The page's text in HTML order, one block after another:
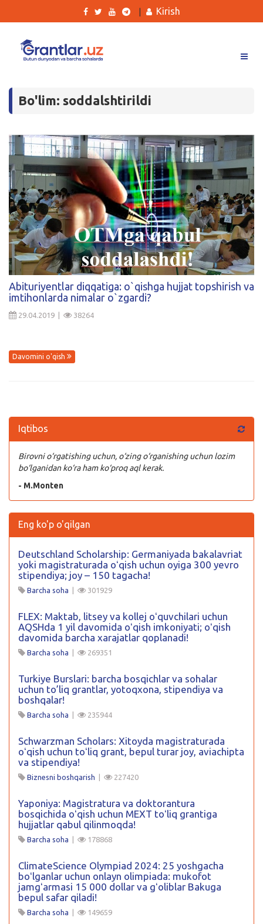
Tanlovlar
Kurslar
Blog
Yana
Qidirish
Kirish
Kirish
Bo'lim: soddalshtirildi
Abituriyentlar diqqatiga: o`qishga hujjat topshirish va
imtihonlarda nimalar o`zgardi?
29.04.2019 | 38264
Davomini o'qish
Iqtibos
Birovni o‘rgatishing uchun, o‘zing o‘rganishing uchun lozim
bo‘lganidan ko‘ra ham ko‘proq aql kerak.
- M.Monten
Eng ko'p o'qilgan
Deutschland Scholarship: Germaniyada bakalavriat
yoki magistraturada oʻqish uchun oyiga 300 yevro
stipendiya; joy – 150 tagacha!
Barcha soha 301929
FLEX: Maktab, litsey va kollej oʻquvchilari uchun
AQSHda 1 yil davomida oʻqish imkoniyati; oʻqish
davomida barcha xarajatlar qoplanadi!
Barcha soha 269351
Turkiye Burslari: barcha bosqichlar va sohalar
uchun to’liq grantlar, yotoqxona, stipendiya va
boshqalar!
Barcha soha 235944
Schwarzman Scholars: Xitoyda magistraturada
oʻqish uchun toʻliq grant, bepul turar joy, aviachipta
va stipendiya!
Biznesni boshqarish 227420
Yaponiya: Magistratura va doktorantura
bosqichida oʻqish uchun MEXT toʻliq grantiga
hujjatlar qabul qilinmoqda!
Barcha soha 178868
ClimateScience Olympiad 2024: 25 yoshgacha
boʻlganlar uchun onlayn olimpiada: mukofot
jamgʻarmasi 15 000 dollar va gʻoliblar Bakuga
bepul safar qiladi!
Barcha soha 149659